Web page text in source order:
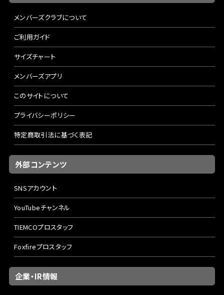
メンバーズクラブについて
ご利用ガイド
サイズチャート
メンバーズアプリ
このサイトについて
プライバシーポリシー
特定商取引法に基づく表記
外部コンテンツ
SNSアカウント
YouTubeチャンネル
TIEMCOプロスタッフ
Foxfireプロスタッフ
企業・IR情報